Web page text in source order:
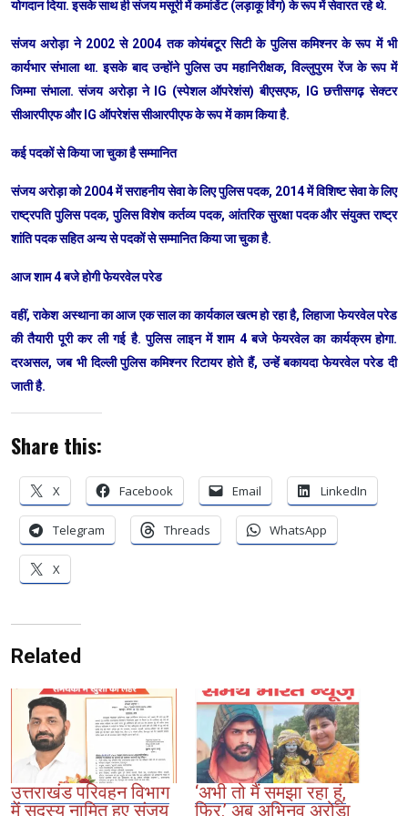
योगदान दिया. इसके साथ ही संजय मसूरी में कमांडेंट (लड़ाकू विंग) के रूप में सेवारत रहे थे.
संजय अरोड़ा ने 2002 से 2004 तक कोयंबटूर सिटी के पुलिस कमिश्नर के रूप में भी
कार्यभार संभाला था. इसके बाद उन्होंने पुलिस उप महानिरीक्षक, विल्लुपुरम रेंज के रूप में
जिम्मा संभाला. संजय अरोड़ा ने IG (स्पेशल ऑपरेशंस) बीएसएफ, IG छत्तीसगढ़ सेक्टर
सीआरपीएफ और IG ऑपरेशंस सीआरपीएफ के रूप में काम किया है.
कई पदकों से किया जा चुका है सम्मानित
संजय अरोड़ा को 2004 में सराहनीय सेवा के लिए पुलिस पदक, 2014 में विशिष्ट सेवा के लिए
राष्ट्रपति पुलिस पदक, पुलिस विशेष कर्तव्य पदक, आंतरिक सुरक्षा पदक और संयुक्त राष्ट्र
शांति पदक सहित अन्य से पदकों से सम्मानित किया जा चुका है.
आज शाम 4 बजे होगी फेयरवेल परेड
वहीं, राकेश अस्थाना का आज एक साल का कार्यकाल खत्म हो रहा है, लिहाजा फेयरवेल परेड
की तैयारी पूरी कर ली गई है. पुलिस लाइन में शाम 4 बजे फेयरवेल का कार्यक्रम होगा.
दरअसल, जब भी दिल्ली पुलिस कमिश्नर रिटायर होते हैं, उन्हें बकायदा फेयरवेल परेड दी
जाती है.
Share this:
X Facebook Email LinkedIn
Telegram Threads WhatsApp
X
Related
उत्तराखंड परिवहन विभाग
में सदस्य नामित हुए संजय
‘अभी तो मैं समझा रहा हूं,
फिर.’ अब अभिनव अरोड़ा